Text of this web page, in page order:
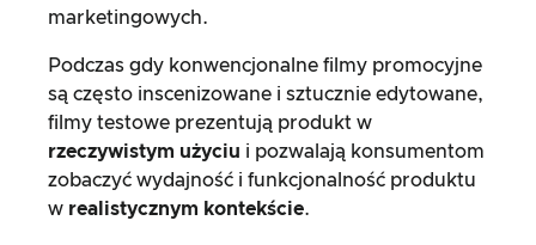
marketingowych.
Podczas gdy konwencjonalne filmy promocyjne
są często inscenizowane i sztucznie edytowane,
filmy testowe prezentują produkt w
rzeczywistym użyciu i pozwalają konsumentom
zobaczyć wydajność i funkcjonalność produktu
w realistycznym kontekście.